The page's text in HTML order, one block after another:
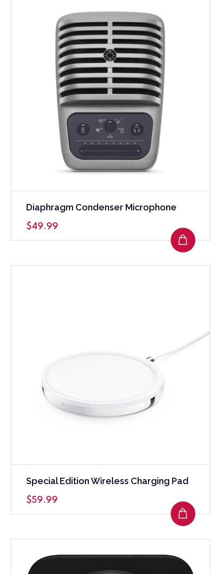
Diaphragm Condenser Microphone
$49.99
Special Edition Wireless Charging Pad
$59.99